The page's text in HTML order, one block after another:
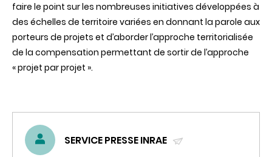
faire le point sur les nombreuses initiatives développées à
des échelles de territoire variées en donnant la parole aux
porteurs de projets et d’aborder l’approche territorialisée
de la compensation permettant de sortir de l’approche
« projet par projet ».
SERVICE PRESSE INRAE